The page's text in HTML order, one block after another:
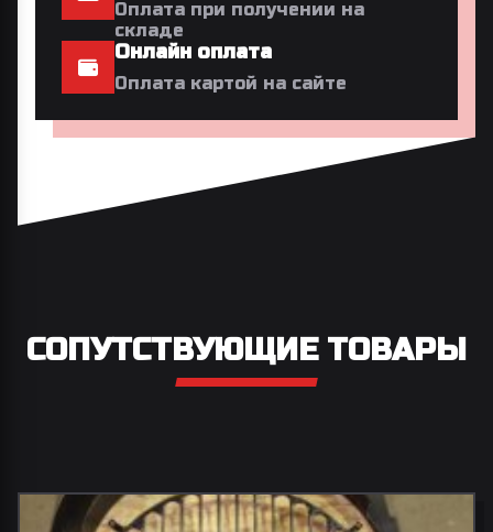
Оплата при получении на
складе
Онлайн оплата
Оплата картой на сайте
СОПУТСТВУЮЩИЕ ТОВАРЫ